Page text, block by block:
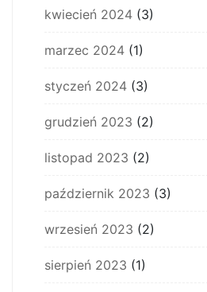
kwiecień 2024 (3)
marzec 2024 (1)
styczeń 2024 (3)
grudzień 2023 (2)
listopad 2023 (2)
październik 2023 (3)
wrzesień 2023 (2)
sierpień 2023 (1)